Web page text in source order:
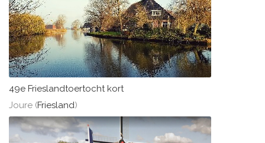
49e Frieslandtoertocht kort
Joure (Friesland)